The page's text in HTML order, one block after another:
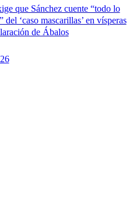
que Sánchez cuente “todo lo
del ‘caso mascarillas’ en vísperas
de Ábalos